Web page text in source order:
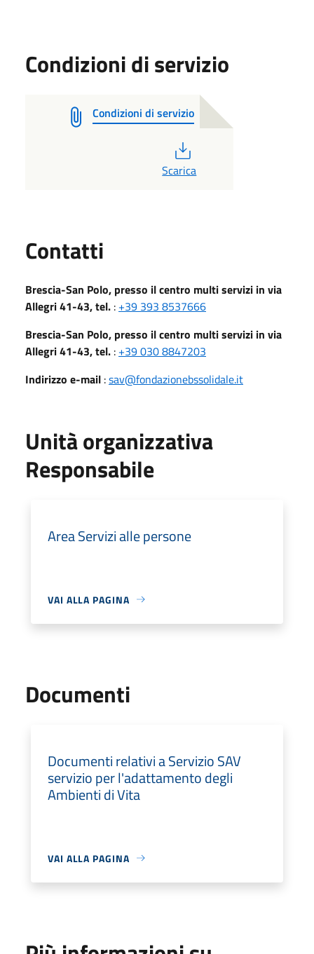
Condizioni di servizio
Condizioni di servizio
Scarica
Contatti
Brescia-San Polo, presso il centro multi servizi in via
Allegri 41-43, tel. : +39 393 8537666
Brescia-San Polo, presso il centro multi servizi in via
Allegri 41-43, tel. : +39 030 8847203
Indirizzo e-mail :sav@fondazionebssolidale.it
Unità organizzativa
Responsabile
Area Servizi alle persone
VAI ALLA PAGINA
Documenti
Documenti relativi a Servizio SAV
servizio per l'adattamento degli
Ambienti di Vita
VAI ALLA PAGINA